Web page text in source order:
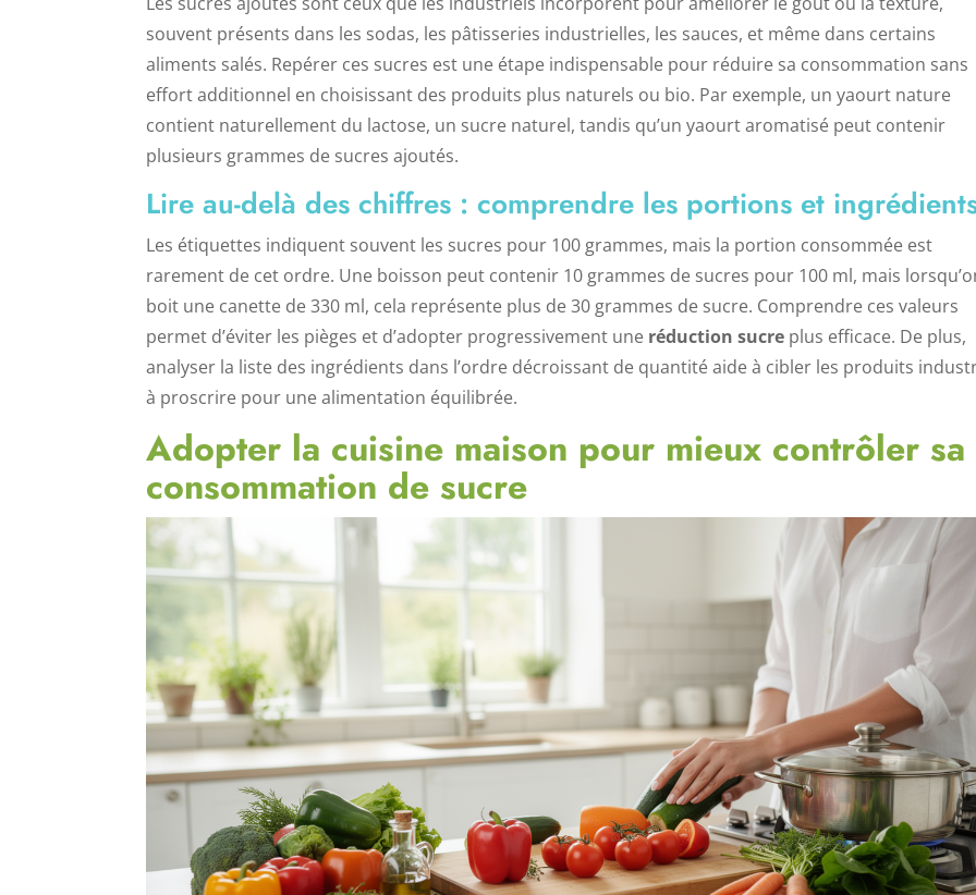
souvent présents dans les sodas, les pâtisseries industrielles, les sauces, et même dans certains
aliments salés. Repérer ces sucres est une étape indispensable pour réduire sa consommation sans
effort additionnel en choisissant des produits plus naturels ou bio. Par exemple, un yaourt nature
contient naturellement du lactose, un sucre naturel, tandis qu’un yaourt aromatisé peut contenir
plusieurs grammes de sucres ajoutés.
Lire au-delà des chiffres : comprendre les portions et
Les étiquettes indiquent souvent les sucres pour 100 grammes, mais la portion consommée est
rarement de cet ordre. Une boisson peut contenir 10 grammes de sucres pour 100 ml, mais
boit une canette de 330 ml, cela représente plus de 30 grammes de sucre. Comprendre ces valeurs
permet d’éviter les pièges et d’adopter progressivement une réduction sucre plus efficace. De plus,
analyser la liste des ingrédients dans l’ordre décroissant de quantité aide à cibler les produits
à proscrire pour une alimentation équilibrée.
Adopter la cuisine maison pour mieux contrôler sa
consommation de sucre